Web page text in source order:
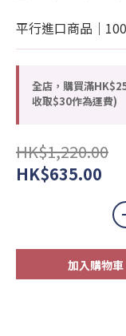
平行進口商品｜
全店，購買滿
收取$30作為運費)
HK$1,220.00
HK$635.00
加入購物車